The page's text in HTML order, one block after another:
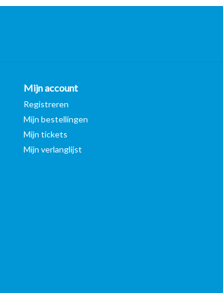
Mijn account
Registreren
Mijn bestellingen
Mijn tickets
Mijn verlanglijst